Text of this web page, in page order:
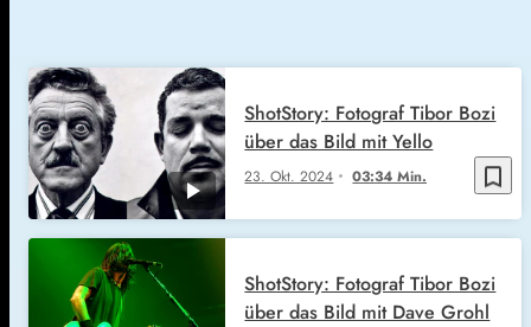
bookmark_border
23. Okt. 2024 03:34 Min.
ShotStory: Fotograf Tibor Bozi
über das Bild mit Yello
ShotStory: Fotograf Tibor Bozi
über das Bild mit Dave Grohl